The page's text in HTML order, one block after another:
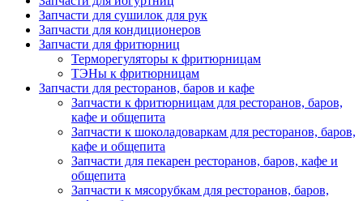
Запчасти для сушилок для рук
Запчасти для кондиционеров
Запчасти для фритюрниц
Терморегуляторы к фритюрницам
ТЭНы к фритюрницам
Запчасти для ресторанов, баров и кафе
Запчасти к фритюрницам для ресторанов, баров,
кафе и общепита
Запчасти к шоколадоваркам для ресторанов, баров,
кафе и общепита
Запчасти для пекарен ресторанов, баров, кафе и
общепита
Запчасти к мясорубкам для ресторанов, баров,